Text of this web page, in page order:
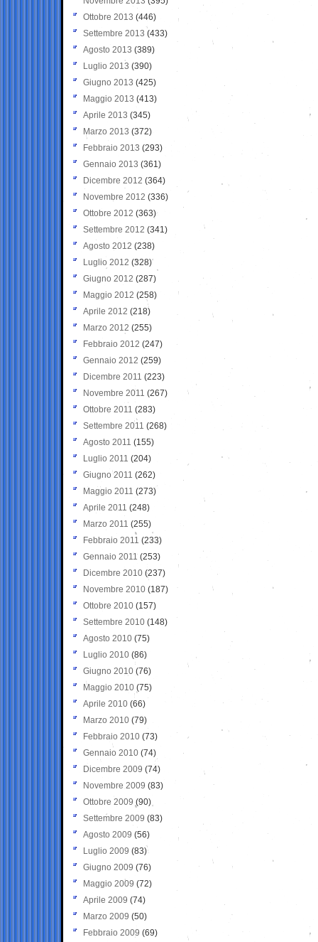
Ottobre 2013 (446)
Settembre 2013 (433)
Agosto 2013 (389)
Luglio 2013 (390)
Giugno 2013 (425)
Maggio 2013 (413)
Aprile 2013 (345)
Marzo 2013 (372)
Febbraio 2013 (293)
Gennaio 2013 (361)
Dicembre 2012 (364)
Novembre 2012 (336)
Ottobre 2012 (363)
Settembre 2012 (341)
Agosto 2012 (238)
Luglio 2012 (328)
Giugno 2012 (287)
Maggio 2012 (258)
Aprile 2012 (218)
Marzo 2012 (255)
Febbraio 2012 (247)
Gennaio 2012 (259)
Dicembre 2011 (223)
Novembre 2011 (267)
Ottobre 2011 (283)
Settembre 2011 (268)
Agosto 2011 (155)
Luglio 2011 (204)
Giugno 2011 (262)
Maggio 2011 (273)
Aprile 2011 (248)
Marzo 2011 (255)
Febbraio 2011 (233)
Gennaio 2011 (253)
Dicembre 2010 (237)
Novembre 2010 (187)
Ottobre 2010 (157)
Settembre 2010 (148)
Agosto 2010 (75)
Luglio 2010 (86)
Giugno 2010 (76)
Maggio 2010 (75)
Aprile 2010 (66)
Marzo 2010 (79)
Febbraio 2010 (73)
Gennaio 2010 (74)
Dicembre 2009 (74)
Novembre 2009 (83)
Ottobre 2009 (90)
Settembre 2009 (83)
Agosto 2009 (56)
Luglio 2009 (83)
Giugno 2009 (76)
Maggio 2009 (72)
Aprile 2009 (74)
Marzo 2009 (50)
Febbraio 2009 (69)